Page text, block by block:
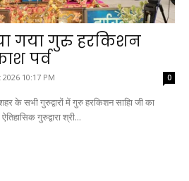
गया गुरु हरकिशन
पर्व
10:17 PM 0
के सभी गुरुद्वारों में गुरु हरकिशन साहिा जी का
गुरुद्वारा श्री...